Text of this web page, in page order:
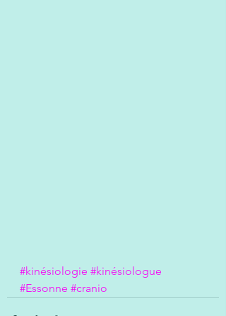
#kinésiologie #kinésiologue
#Essonne #cranio